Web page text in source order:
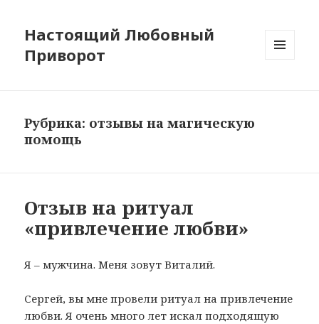
Настоящий Любовный
Приворот
Рубрика: отзывы на магическую
помощь
Отзыв на ритуал
«привлечение любви»
Я – мужчина. Меня зовут Виталий.
Сергей, вы мне провели ритуал на привлечение
любви. Я очень много лет искал подходящую